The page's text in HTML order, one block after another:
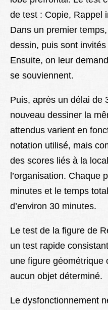
de test : Copie, Rappel
Dans un premier
dessin, puis sont
Ensuite, on leur
se souviennent.
Puis, après un délai de
nouveau dessiner la
attendus varient en
notation utilisé, mais
des scores liés à la
l’organisation. Chaque
minutes et le temps
d’environ 30 minutes.
Le test de la figure de
un test rapide
une figure géométrique
aucun objet déterminé.
Le dysfonctionnement